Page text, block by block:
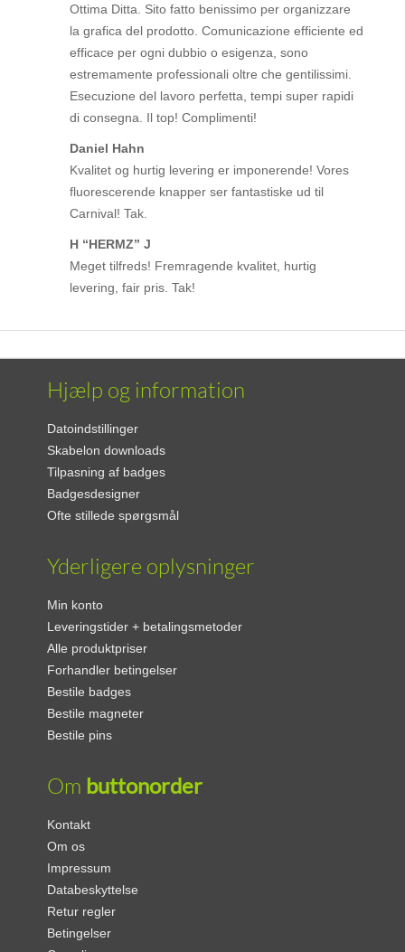
Ottima Ditta. Sito fatto benissimo per organizzare
la grafica del prodotto. Comunicazione efficiente ed
efficace per ogni dubbio o esigenza, sono
estremamente professionali oltre che gentilissimi.
Esecuzione del lavoro perfetta, tempi super rapidi
di consegna. Il top! Complimenti!
Daniel Hahn
Kvalitet og hurtig levering er imponerende! Vores
fluorescerende knapper ser fantastiske ud til
Carnival! Tak.
H “HERMZ” J
Meget tilfreds! Fremragende kvalitet, hurtig
levering, fair pris. Tak!
Hjælp og information
Datoindstillinger
Skabelon downloads
Tilpasning af badges
Badgesdesigner
Ofte stillede spørgsmål
Yderligere oplysninger
Min konto
Leveringstider + betalingsmetoder
Alle produktpriser
Forhandler betingelser
Bestile badges
Bestile magneter
Bestile pins
Om buttonorder
Kontakt
Om os
Impressum
Databeskyttelse
Retur regler
Betingelser